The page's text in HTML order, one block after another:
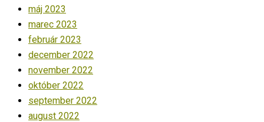
máj 2023
marec 2023
február 2023
december 2022
november 2022
október 2022
september 2022
august 2022